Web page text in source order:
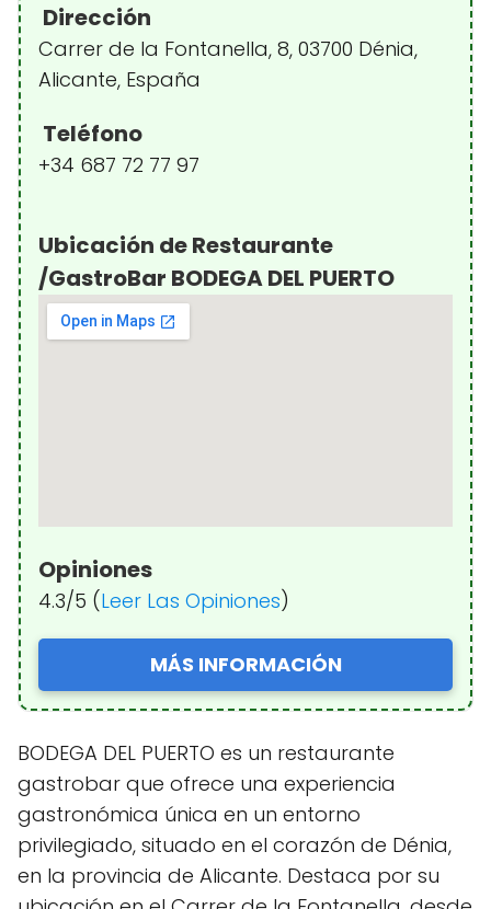
Dirección
Carrer de la Fontanella, 8, 03700 Dénia,
Alicante, España
Teléfono
+34 687 72 77 97
Ubicación de Restaurante
/GastroBar BODEGA DEL PUERTO
Opiniones
4.3/5 (Leer Las Opiniones)
MÁS INFORMACIÓN
BODEGA DEL PUERTO es un restaurante
gastrobar que ofrece una experiencia
gastronómica única en un entorno
privilegiado, situado en el corazón de Dénia,
en la provincia de Alicante. Destaca por su